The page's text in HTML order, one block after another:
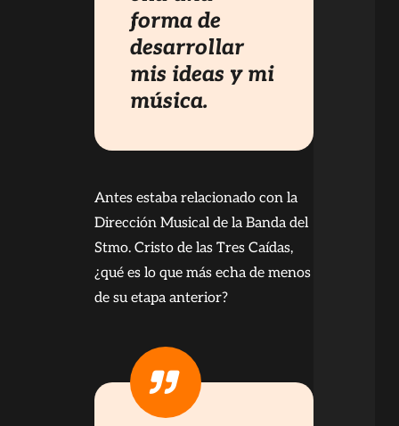
forma de
desarrollar
mis ideas y mi
música.
Antes estaba relacionado con la
Dirección Musical de la Banda del
Stmo. Cristo de las Tres Caídas,
¿qué es lo que más echa de menos
de su etapa anterior?